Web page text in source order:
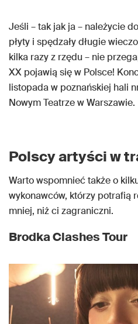
Jeśli – tak jak ja – należycie
płyty i spędzały długie
kilka razy z rzędu – nie
XX pojawią się w Polsce!
listopada w poznańskiej hali
Nowym Teatrze w Warszawie.
Polscy artyści w
Warto wspomnieć także o
wykonawców, którzy potrafią
mniej, niż ci zagraniczni.
Brodka Clashes Tour